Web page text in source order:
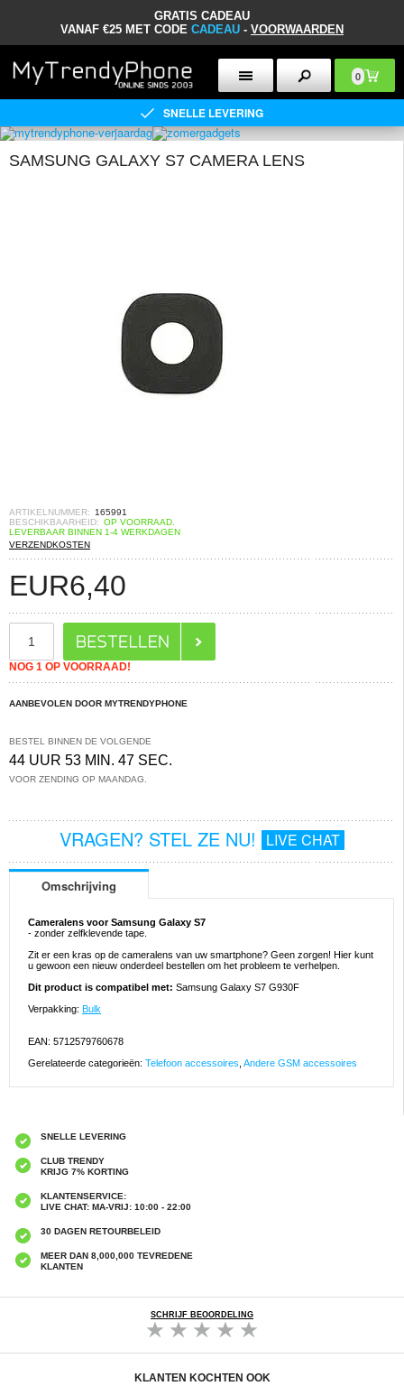
GRATIS CADEAU
VANAF €25 MET CODE CADEAU - VOORWAARDEN
0
SNELLE LEVERING
SAMSUNG GALAXY S7 CAMERA LENS
ARTIKELNUMMER:
165991
BESCHIKBAARHEID: OP VOORRAAD.
LEVERBAAR BINNEN 1-4 WERKDAGEN
VERZENDKOSTEN
EUR6,40
NOG 1 OP VOORRAAD!
AANBEVOLEN DOOR MYTRENDYPHONE
BESTEL BINNEN DE VOLGENDE
44 UUR 53 MIN. 47 SEC.
VOOR ZENDING OP MAANDAG.
VRAGEN? STEL ZE NU! LIVE CHAT
Omschrijving
Cameralens voor Samsung Galaxy S7
- zonder zelfklevende tape.
Zit er een kras op de cameralens van uw smartphone? Geen zorgen! Hier kunt
u gewoon een nieuw onderdeel bestellen om het probleem te verhelpen.
Dit product is compatibel met: Samsung Galaxy S7 G930F
Verpakking: Bulk
EAN: 5712579760678
Gerelateerde categorieën: Telefoon accessoires Andere GSM accessoires
SNELLE LEVERING
CLUB TRENDY
KRIJG 7% KORTING
KLANTENSERVICE:
LIVE CHAT: MA-VRIJ: 10:00 - 22:00
30 DAGEN RETOURBELEID
MEER DAN 8,000,000 TEVREDENE
KLANTEN
SCHRIJF BEOORDELING
KLANTEN KOCHTEN OOK